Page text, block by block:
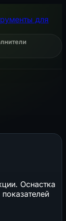
для
Оснастка